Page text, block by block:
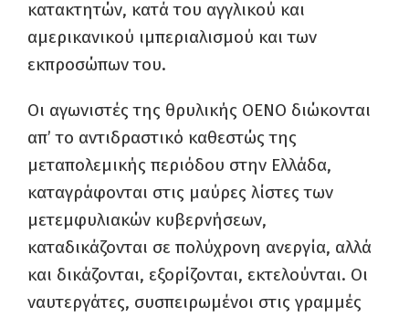
κατακτητών, κατά του αγγλικού και
αμερικανικού ιμπεριαλισμού και των
εκπροσώπων του.
Οι αγωνιστές της θρυλικής ΟΕΝΟ διώκονται
απ’ το αντιδραστικό καθεστώς της
μεταπολεμικής περιόδου στην Ελλάδα,
καταγράφονται στις μαύρες λίστες των
μετεμφυλιακών κυβερνήσεων,
καταδικάζονται σε πολύχρονη ανεργία, αλλά
και δικάζονται, εξορίζονται, εκτελούνται. Οι
ναυτεργάτες, συσπειρωμένοι στις γραμμές